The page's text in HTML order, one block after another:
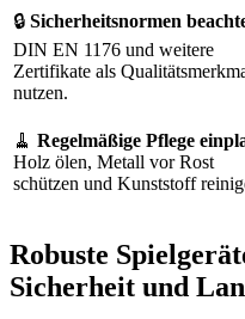
🔒 Sicherheitsnormen
DIN EN 1176 und weitere
Zertifikate als
nutzen.
🧹 Regelmäßige Pflege
Holz ölen, Metall vor Rost
schützen und Kunststoff
Robuste
Sicherheit und